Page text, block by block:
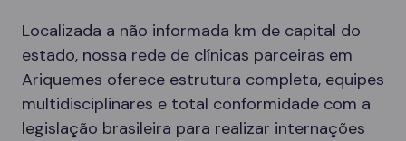
Localizada a não informada km de capital do
estado, nossa rede de clínicas parceiras em
Ariquemes oferece estrutura completa, equipes
multidisciplinares e total conformidade com a
legislação brasileira para realizar internações